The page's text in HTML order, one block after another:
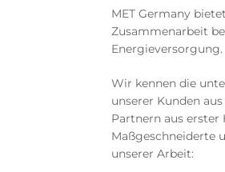
MET Germany
Zusammenarbeit
Energieversorgung.
Wir kennen die
unserer Kunden
Partnern aus erster
Maßgeschneiderte
unserer Arbeit: